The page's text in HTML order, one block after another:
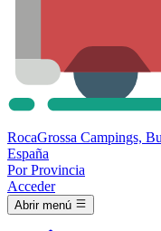
RocaGrossa Campings,
España
Por Provincia
Acceder
Abrir menú